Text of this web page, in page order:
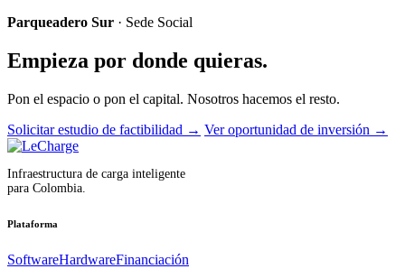
Parqueadero Sur · Sede Social
Empieza por donde quieras.
Pon el espacio o pon el capital. Nosotros hacemos el resto.
Solicitar estudio de factibilidad → Ver oportunidad de inversión →
Infraestructura de carga inteligente
para Colombia.
Plataforma
SoftwareHardwareFinanciación